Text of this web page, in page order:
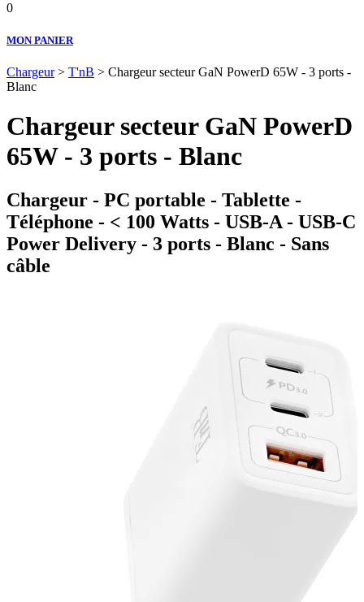
0
MON PANIER
Chargeur> T'nB > Chargeur secteur GaN PowerD 65W - 3 ports -
Blanc
Chargeur secteur GaN PowerD
65W - 3 ports - Blanc
Chargeur - PC portable - Tablette -
Téléphone - < 100 Watts - USB-A - USB-C
Power Delivery - 3 ports - Blanc - Sans
câble